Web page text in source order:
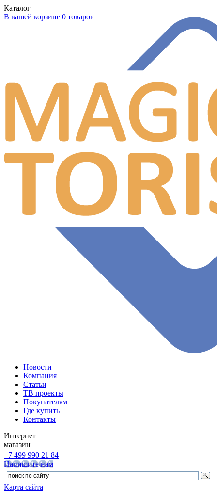
Каталог
В вашей корзине 0 товаров
Новости
Компания
Статьи
ТВ проекты
Покупателям
Где купить
Контакты
Интернет
магазин
+7 499 990 21 84
Напишите нам
Карта сайта